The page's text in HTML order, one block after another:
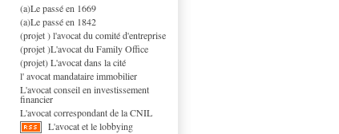
(a)Le passé en 1669
(a)Le passé en 1842
(projet ) l'avocat du comité d'entreprise
(projet )L'avocat du Family Office
(projet) L'avocat dans la cité
l' avocat mandataire immobilier
L'avocat conseil en investissement
financier
L'avocat correspondant de la CNIL
L'avocat et le lobbying